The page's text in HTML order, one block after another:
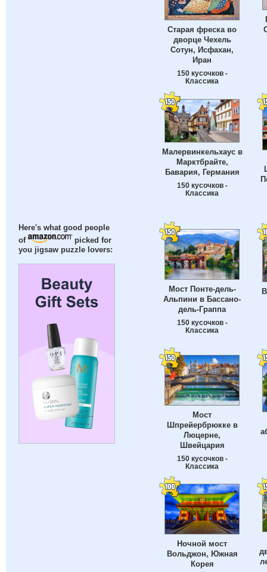
Here's what good people
of
picked for
you jigsaw puzzle lovers:
Старая фреска во
дворце Чехель
Сотун, Исфахан,
Иран
150 кусочков -
Классика
Малервинкельхаус в
Марктбрайте,
Бавария, Германия
150 кусочков -
Классика
Мост Понте-дель-
Альпини в Бассано-
дель-Граппа
150 кусочков -
Классика
Мост
Шпрейербрюкке в
Люцерне,
Швейцария
150 кусочков -
Классика
Ночной мост
Вольджон, Южная
Корея